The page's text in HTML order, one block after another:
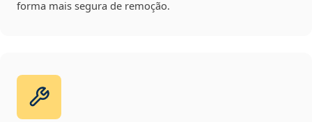
forma mais segura de remoção.